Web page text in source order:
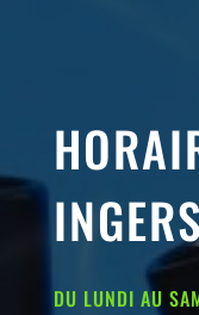
DU LUNDI AU